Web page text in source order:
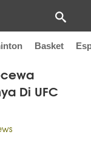
Basket
Di UFC